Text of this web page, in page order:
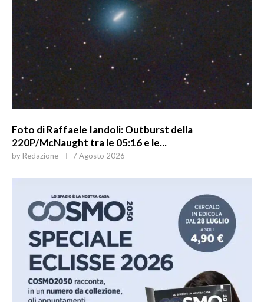
Foto di Raffaele Iandoli: Outburst della
220P/McNaught tra le 05:16 e le...
by Redazione 7 Agosto 2026